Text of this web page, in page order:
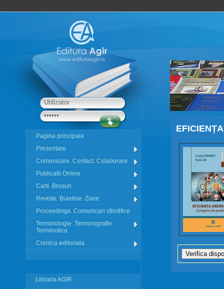
Pagina principala
Prezentare
Comunicare. Contact. Colaborare
Publicatii Online
Carti. Brosuri
Reviste. Buletine. Ziare
Proceedings. Comunicari stiintifice
Terminologie. Terminografie.
Terminotica
Cronica editoriala
Libraria AGIR